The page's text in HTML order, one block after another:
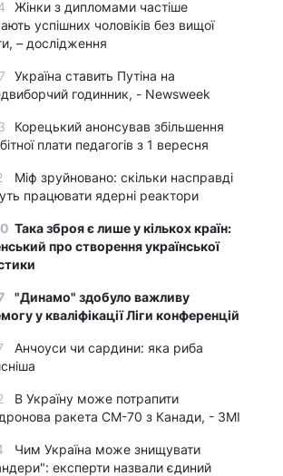
Жінки з дипломами частіше
успішних чоловіків без вищої
– дослідження
Україна ставить Путіна на
годинник, - Newsweek
Корецький анонсував збільшення
плати педагогів з 1 вересня
Міф зруйновано: скільки насправді
працювати ядерні реактори
Така зброя є лише у кількох країн:
про створення української
"Динамо" здобуло важливу
у кваліфікації Ліги конференцій
Анчоуси чи сардини: яка риба
В Україну може потрапити
ракета CM-70 з Канади, - ЗМІ
Чим Україна може знищувати
експерти назвали єдиний